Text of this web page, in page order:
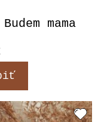
mama